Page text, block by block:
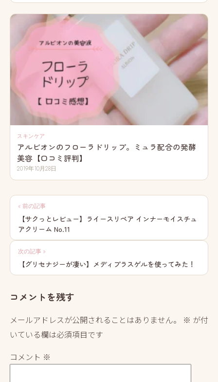
スキンケア
アルビオンのフローラドリップ。ミュラ配合の発酵
美容【口コミ評判】
2019年10月28日
投
ナ
ビ
ゲ
シ
ョ
ン
« 前の記事
【サクっとレビュー】ライースリペア インナーモイスチュ
アクリーム No.11
次の記事 »
【グリセナジーが凄い】メディプラスゲルを使ってみた！
コメントを残す
メールアドレスが公開されることはありません。 ※ が付
いている欄は必須項目です
コメント ※